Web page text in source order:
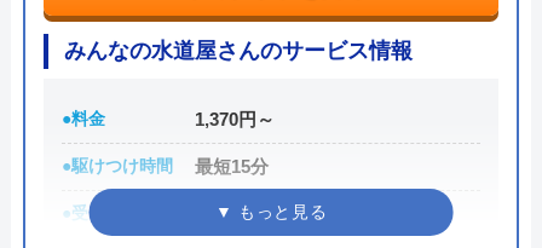
運営会社 イチバン水道
所在地
〒813-0012
福岡市東区香椎駅東2丁目10-20
対応エリア
福岡県全域、佐賀県全域、熊本県 一部
市区町村
みんなの水道屋さんのサービス情報
●料金 1,370円～
●駆けつけ時間 最短15分
●受付時間 24時間